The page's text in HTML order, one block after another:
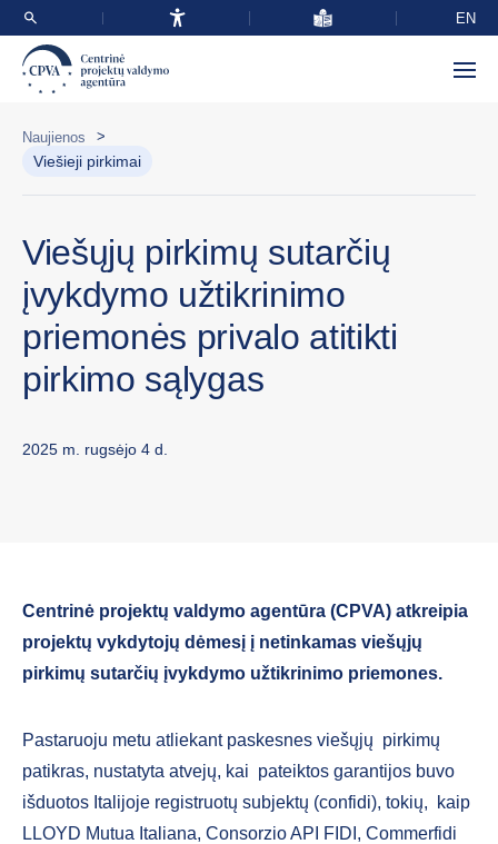
EN
Naujienos >
Viešieji pirkimai
Viešųjų pirkimų sutarčių
įvykdymo užtikrinimo
priemonės privalo atitikti
pirkimo sąlygas
2025 m. rugsėjo 4 d.
Centrinė projektų valdymo agentūra (CPVA) atkreipia
projektų vykdytojų dėmesį į netinkamas viešųjų
pirkimų sutarčių įvykdymo užtikrinimo priemones.
Pastaruoju metu atliekant paskesnes viešųjų pirkimų
patikras, nustatyta atvejų, kai pateiktos garantijos buvo
išduotos Italijoje registruotų subjektų (confidi), tokių, kaip
LLOYD Mutua Italiana, Consorzio API FIDI, Commerfidi